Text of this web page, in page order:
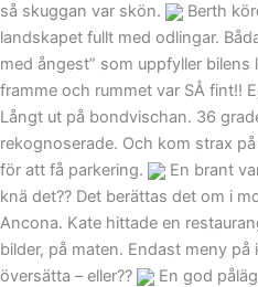
så skuggan var skön.
Berth
landskapet fullt med odlingar.
med ångest” som uppfyller bilens
framme och rummet var SÅ fint!!
Långt ut på bondvischan. 36
rekognoserade. Och kom strax
för att få parkering.
En brant
knä det?? Det berättas det om i
Ancona. Kate hittade en
bilder, på maten. Endast meny
översätta – eller??
En god